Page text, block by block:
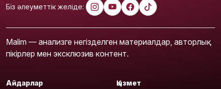
Біз әлеуметтік желіде:
Malim — анализге негізделген материалдар, авторлық
пікірлер мен эксклюзив контент.
Айдарлар Қызмет